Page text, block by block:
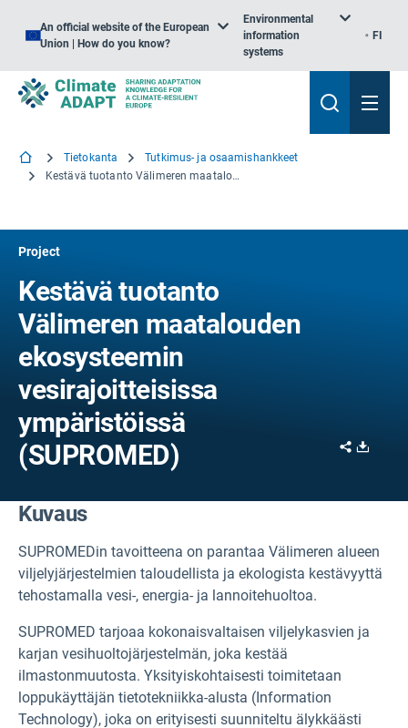
An official website of the European
Union | How do you know?
Environmental
information
systems
FI
Tietokanta
Tutkimus- ja osaamishankkeet
Kestävä tuotanto Välimeren maatalouden ekosysteemin vesirajoitteisissa ympäristöissä
Project
Kestävä tuotanto
Välimeren maatalouden
ekosysteemin
vesirajoitteisissa
ympäristöissä
(SUPROMED)
Share
Kuvaus
SUPROMEDin tavoitteena on parantaa Välimeren alueen
viljelyjärjestelmien taloudellista ja ekologista kestävyyttä
tehostamalla vesi-, energia- ja lannoitehuoltoa.
SUPROMED tarjoaa kokonaisvaltaisen viljelykasvien ja
karjan vesihuoltojärjestelmän, joka kestää
ilmastonmuutosta. Yksityiskohtaisesti toimitetaan
loppukäyttäjän tietotekniikka-alusta (Information
Technology), joka on erityisesti suunniteltu älykkäästi